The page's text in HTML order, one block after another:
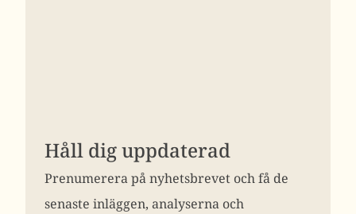
Håll dig uppdaterad
Prenumerera på nyhetsbrevet och få de
senaste inläggen, analyserna och